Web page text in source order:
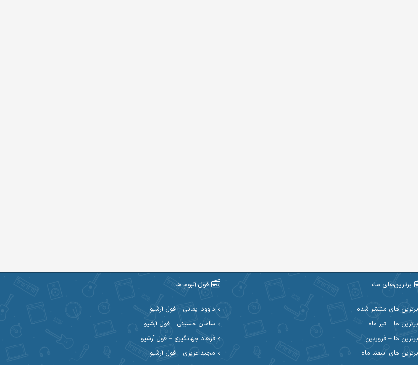
برترین‌های ماه
برترین های منتشر شده
برترین ها – تیر ماه
برترین ها – فروردین
برترین های اسفند ماه
فول آلبوم ها
داوود ایمانی – فول آرشیو
سامان حسینی – فول آرشیو
فرهاد جهانگیری – فول آرشیو
مجید عزیزی – فول آرشیو